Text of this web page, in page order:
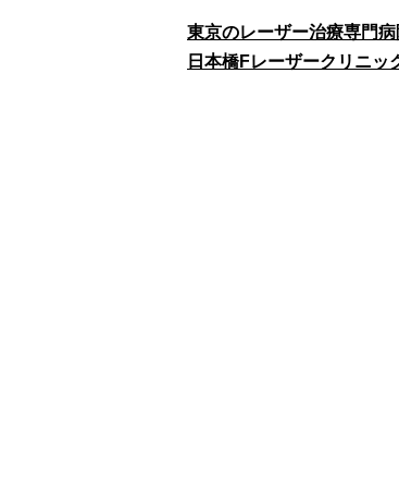
東京のレーザー治療専門病
日本橋Fレーザークリニッ